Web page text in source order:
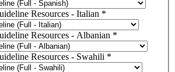
Resources - Italian *
Resources - Albanian *
Resources - Swahili *